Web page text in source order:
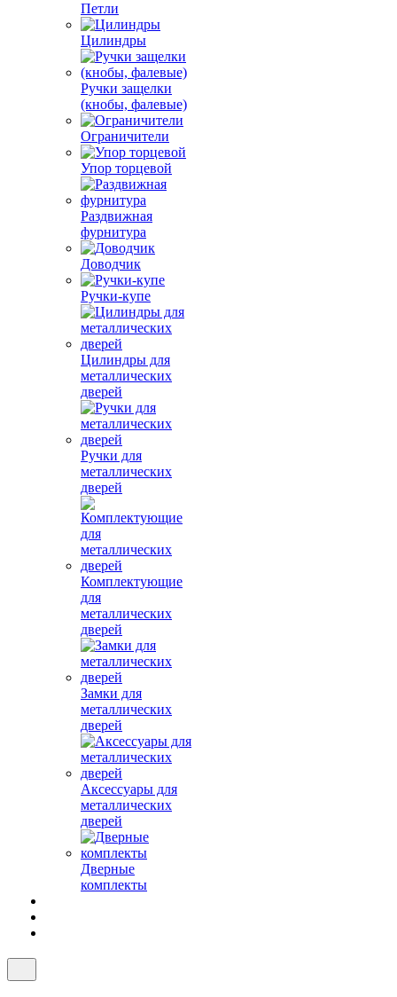
Петли
Цилиндры
Ручки защелки
(кнобы, фалевые)
Ограничители
Упор торцевой
Раздвижная
фурнитура
Доводчик
Ручки-купе
Цилиндры для
металлических
дверей
Ручки для
металлических
дверей
Комплектующие
для
металлических
дверей
Замки для
металлических
дверей
Аксессуары для
металлических
дверей
Дверные
комплекты